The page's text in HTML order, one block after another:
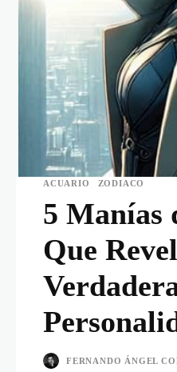
ACUARIO ZODIACO
5 Manías
Que
FERNANDO ÁNGEL